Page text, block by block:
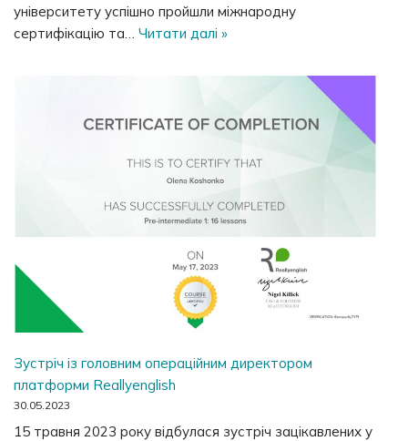
університету успішно пройшли міжнародну
сертифікацію та… Читати далі »
Зустріч із головним операційним директором
платформи Reallyenglish
30.05.2023
15 травня 2023 року відбулася зустріч зацікавлених у